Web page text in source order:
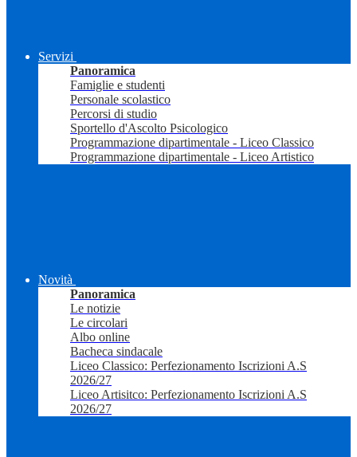
Servizi
Panoramica
Famiglie e studenti
Personale scolastico
Percorsi di studio
Sportello d'Ascolto Psicologico
Programmazione dipartimentale - Liceo Classico
Programmazione dipartimentale - Liceo Artistico
Novità
Panoramica
Le notizie
Le circolari
Albo online
Bacheca sindacale
Liceo Classico: Perfezionamento Iscrizioni A.S
2026/27
Liceo Artisitco: Perfezionamento Iscrizioni A.S
2026/27